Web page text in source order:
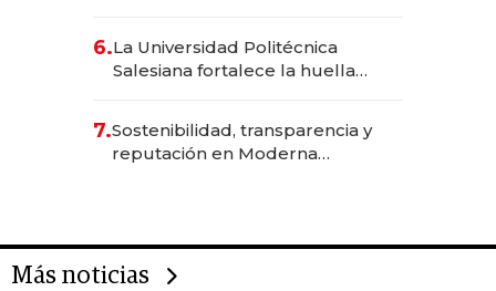
6.La Universidad Politécnica
Salesiana fortalece la huella
7.Sostenibilidad, transparencia y
reputación en Moderna
Más noticias